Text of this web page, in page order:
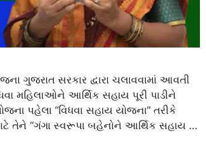
ગુજરાત સરકાર દ્વારા ચલાવવામાં આવતી
મહિલાઓને આર્થિક સહાય પૂરી પાડીને
પહેલા “વિધવા સહાય યોજના” તરીકે
તેને “ગંગા સ્વરૂપા બહેનોને આર્થિક સહાય …